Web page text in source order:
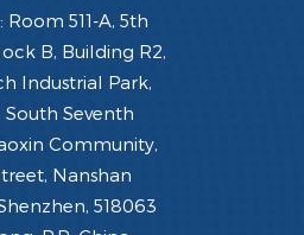
Room 511-A, 5th
B, Building R2,
Industrial Park,
South Seventh
Community,
Nanshan
518063